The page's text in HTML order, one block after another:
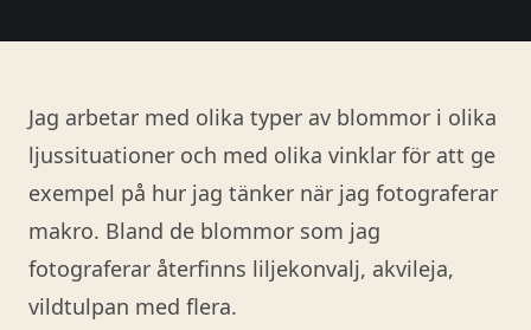
Jag arbetar med olika typer av blommor i olika
ljussituationer och med olika vinklar för att ge
exempel på hur jag tänker när jag fotograferar
makro. Bland de blommor som jag
fotograferar återfinns liljekonvalj, akvileja,
vildtulpan med flera.